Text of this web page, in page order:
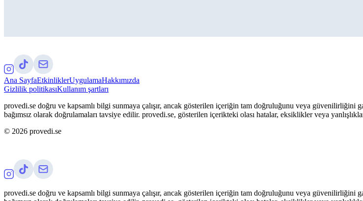
Ana SayfaEtkinliklerUygulamaHakkımızda
Gizlilik politikasıKullanım şartları
provedi.se doğru ve kapsamlı bilgi sunmaya çalışır, ancak gösterilen içeriğin tam doğruluğunu veya güvenilirliğini
bağımsız olarak doğrulamaları tavsiye edilir. provedi.se, gösterilen içerikteki olası hatalar, eksiklikler veya
© 2026 provedi.se
provedi.se doğru ve kapsamlı bilgi sunmaya çalışır, ancak gösterilen içeriğin tam doğruluğunu veya güvenilirliğini